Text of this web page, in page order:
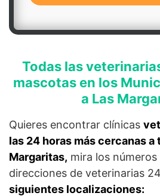
Todas las
mascotas en los
a Las
Quieres encontrar clínicas
las 24 horas más cercanas a
Margaritas, mira los
direcciones de veterinarias
siguientes localizaciones: